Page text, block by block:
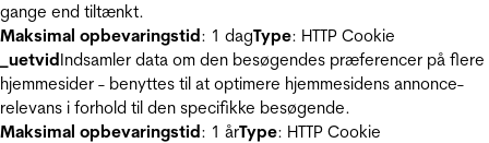
gange end tiltænkt.
Maksimal opbevaringstid: 1 dagType: HTTP Cookie
_uetvidIndsamler data om den besøgendes præferencer på flere
hjemmesider - benyttes til at optimere hjemmesidens annonce-
relevans i forhold til den specifikke besøgende.
Maksimal opbevaringstid: 1 årType: HTTP Cookie